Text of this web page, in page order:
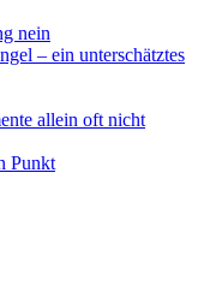
nein
– ein unterschätztes
allein oft nicht
Punkt